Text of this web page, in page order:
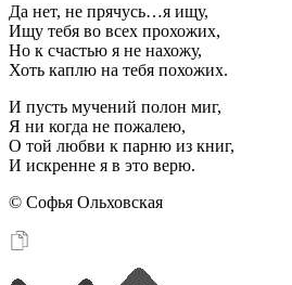
Да нет, не прячусь…я ищу,
Ищу тебя во всех прохожих,
Но к счастью я не нахожу,
Хоть каплю на тебя похожих.
И пусть мучений полон миг,
Я ни когда не пожалею,
О той любви к парню из книг,
И искренне я в это верю.
© Софья Ольховская